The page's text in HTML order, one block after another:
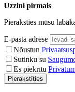
Uzzini pirmais
Pieraksties mūsu
E-pasta adrese
Nõustun
Sutinku su
Es piekrītu
Pierakstīties